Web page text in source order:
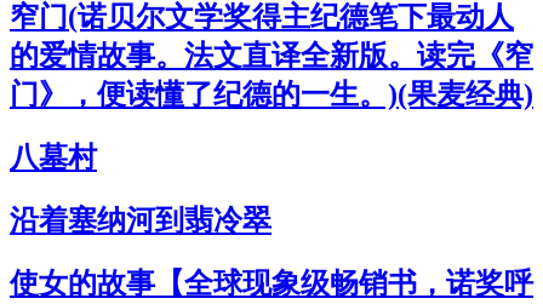
窄门(诺贝尔文学奖得主纪德笔下最动人
的爱情故事。法文直译全新版。读完《窄
门》，便读懂了纪德的一生。)(果麦经典)
八墓村
沿着塞纳河到翡冷翠
使女的故事【全球现象级畅销书，诺奖呼